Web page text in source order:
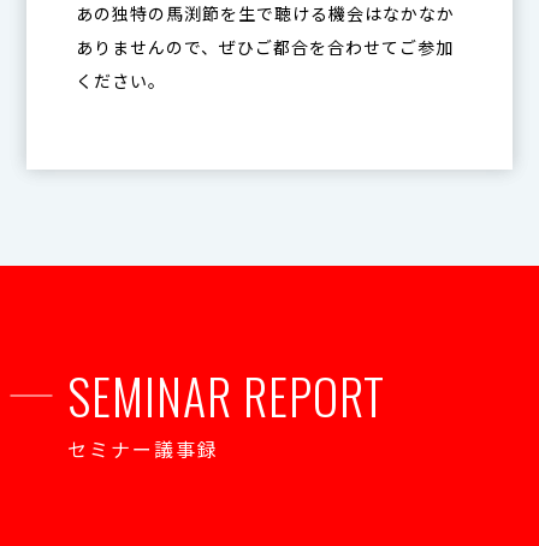
あの独特の馬渕節を生で聴ける機会はなかなか
ありませんので、ぜひご都合を合わせてご参加
ください。
SEMINAR REPORT
セミナー議事録